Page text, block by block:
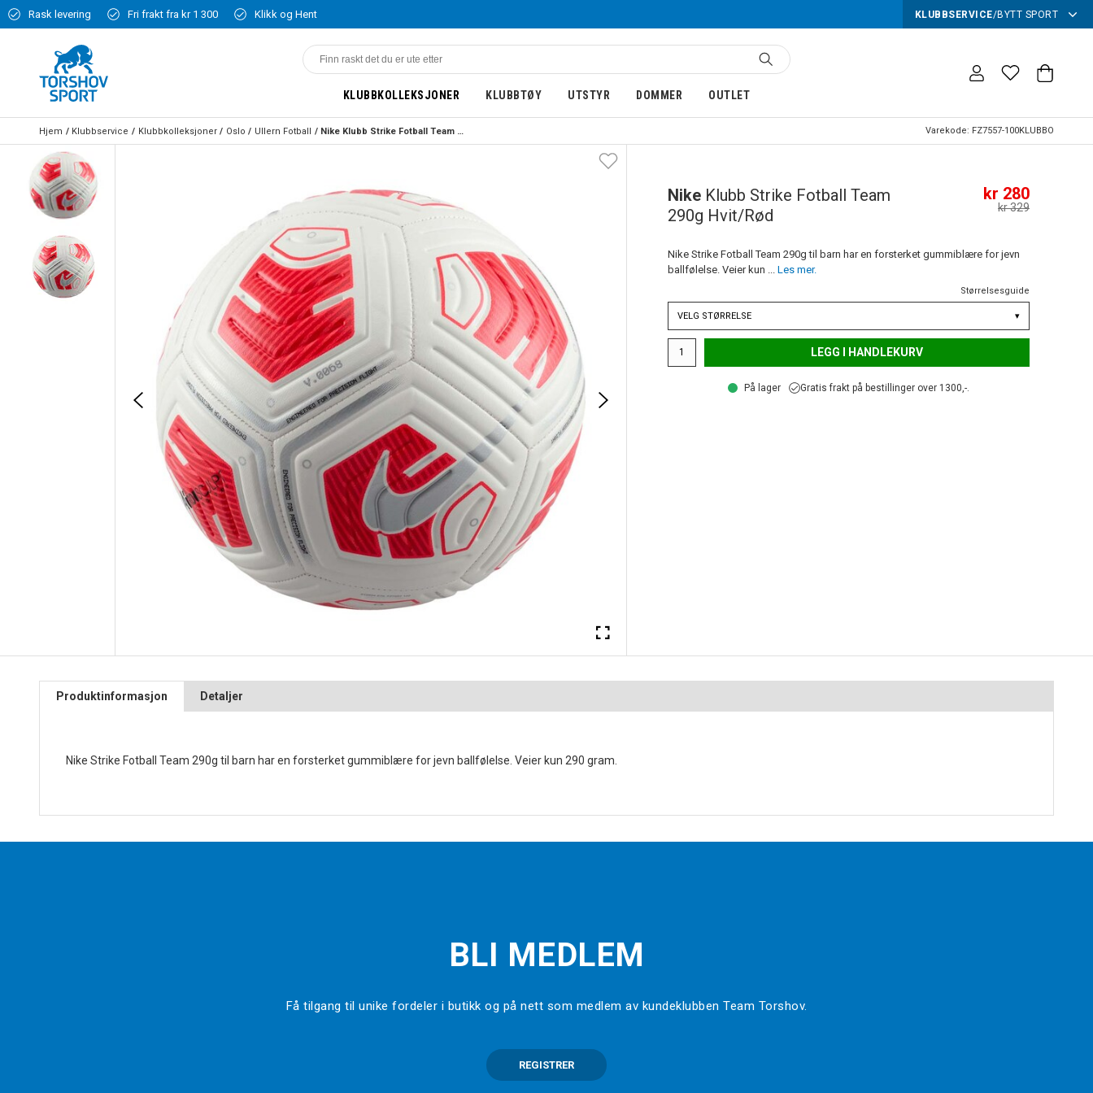
Rask levering Fri frakt fra kr 1 300 Klikk og Hent KLUBBSERVICE/BYTT SPORT
KLUBBKOLLEKSJONER KLUBBTØY UTSTYR DOMMER OUTLET
Hjem Klubbservice Klubbkolleksjoner Oslo Ullern Fotball Nike Klubb Strike Fotball Team 290g Hvit/Rød Varekode: FZ7557-100KLUBBO
Nike Klubb Strike Fotball Team
290g Hvit/Rød
kr 280
kr 329
Nike Strike Fotball Team 290g til barn har en forsterket gummiblære for jevn
ballfølelse. Veier kun ... Les mer.
Størrelsesguide
VELG STØRRELSE ▾
LEGG I HANDLEKURV
På lager Gratis frakt på bestillinger over 1300,-.
Produktinformasjon Detaljer
Nike Strike Fotball Team 290g til barn har en forsterket gummiblære for jevn ballfølelse. Veier kun 290 gram.
BLI MEDLEM
Få tilgang til unike fordeler i butikk og på nett som medlem av kundeklubben Team Torshov.
REGISTRER